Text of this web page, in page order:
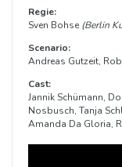
Regie:
Sven Bohse (Berlin
Scenario:
Andreas Gutzeit,
Cast:
Jannik Schümann,
Nosbusch, Tanja
Amanda Da Gloria,